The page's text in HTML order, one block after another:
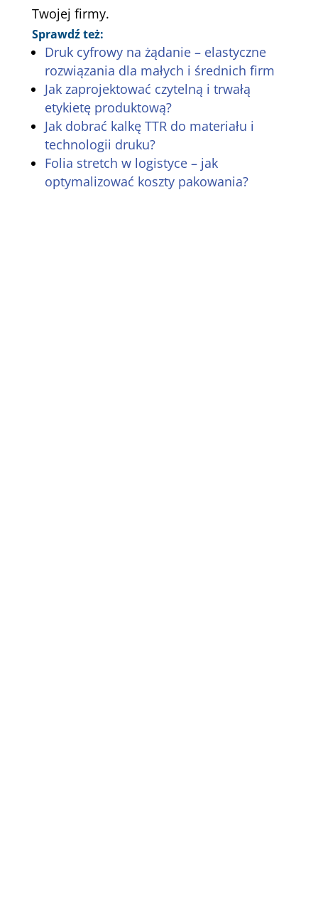
Twojej firmy.
Sprawdź też:
Druk cyfrowy na żądanie – elastyczne
rozwiązania dla małych i średnich firm
Jak zaprojektować czytelną i trwałą
etykietę produktową?
Jak dobrać kalkę TTR do materiału i
technologii druku?
Folia stretch w logistyce – jak
optymalizować koszty pakowania?